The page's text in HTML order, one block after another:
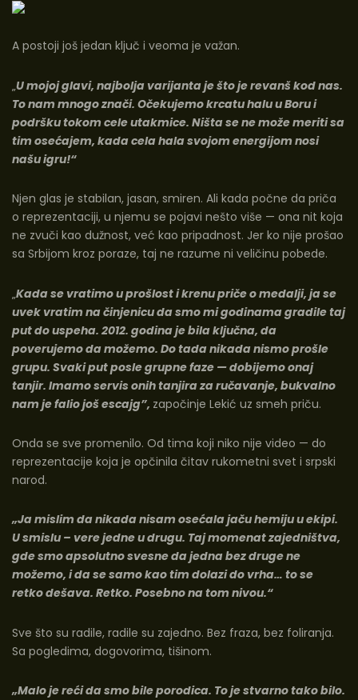
A postoji još jedan ključ i veoma je važan.
„U mojoj glavi, najbolja varijanta je što je revanš kod nas.
To nam mnogo znači. Očekujemo krcatu halu u Boru i
podršku tokom cele utakmice. Ništa se ne može meriti sa
tim osećajem, kada cela hala svojom energijom nosi
našu igru!“
Njen glas je stabilan, jasan, smiren. Ali kada počne da priča
o reprezentaciji, u njemu se pojavi nešto više — ona nit koja
ne zvuči kao dužnost, već kao pripadnost. Jer ko nije prošao
sa Srbijom kroz poraze, taj ne razume ni veličinu pobede.
„Kada se vratimo u prošlost i krenu priče o medalji, ja se
uvek vratim na činjenicu da smo mi godinama gradile taj
put do uspeha. 2012. godina je bila ključna, da
poverujemo da možemo. Do tada nikada nismo prošle
grupu. Svaki put posle grupne faze — dobijemo onaj
tanjir. Imamo servis onih tanjira za ručavanje, bukvalno
nam je falio još escajg”, započinje Lekić uz smeh priču.
Onda se sve promenilo. Od tima koji niko nije video — do
reprezentacije koja je opčinila čitav rukometni svet i srpski
narod.
„Ja mislim da nikada nisam osećala jaču hemiju u ekipi.
U smislu – vere jedne u drugu. Taj momenat zajedništva,
gde smo apsolutno svesne da jedna bez druge ne
možemo, i da se samo kao tim dolazi do vrha… to se
retko dešava. Retko. Posebno na tom nivou.“
Sve što su radile, radile su zajedno. Bez fraza, bez foliranja.
Sa pogledima, dogovorima, tišinom.
„Malo je reći da smo bile porodica. To je stvarno tako bilo.